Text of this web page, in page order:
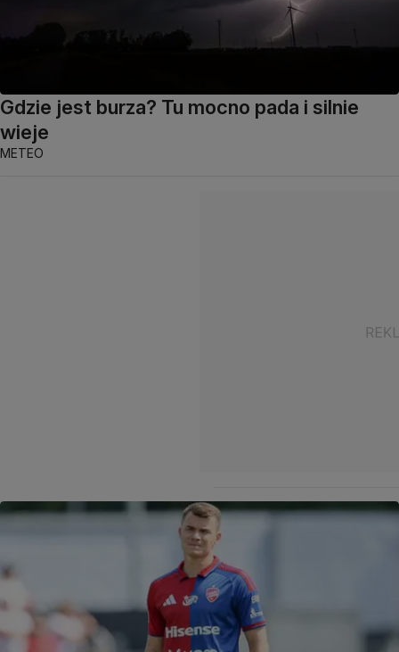
Gdzie jest burza? Tu mocno pada i silnie
wieje
METEO